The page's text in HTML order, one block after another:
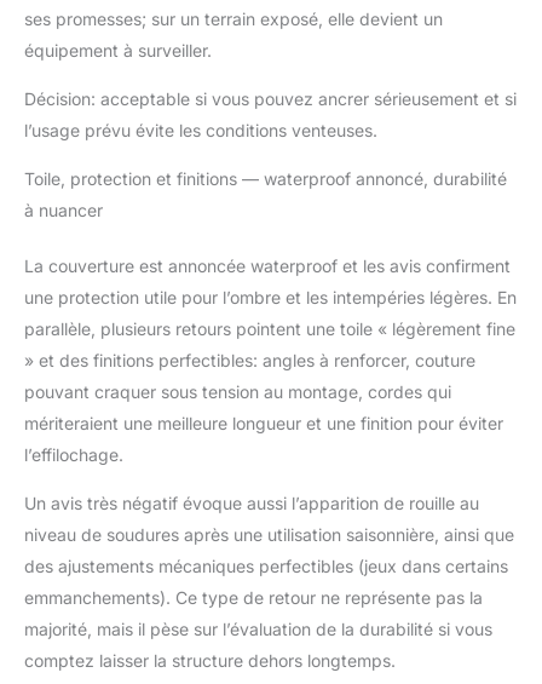
ses promesses; sur un terrain exposé, elle devient un
équipement à surveiller.
Décision: acceptable si vous pouvez ancrer sérieusement et si
l’usage prévu évite les conditions venteuses.
Toile, protection et finitions — waterproof annoncé, durabilité
à nuancer
La couverture est annoncée waterproof et les avis confirment
une protection utile pour l’ombre et les intempéries légères. En
parallèle, plusieurs retours pointent une toile « légèrement fine
» et des finitions perfectibles: angles à renforcer, couture
pouvant craquer sous tension au montage, cordes qui
mériteraient une meilleure longueur et une finition pour éviter
l’effilochage.
Un avis très négatif évoque aussi l’apparition de rouille au
niveau de soudures après une utilisation saisonnière, ainsi que
des ajustements mécaniques perfectibles (jeux dans certains
emmanchements). Ce type de retour ne représente pas la
majorité, mais il pèse sur l’évaluation de la durabilité si vous
comptez laisser la structure dehors longtemps.